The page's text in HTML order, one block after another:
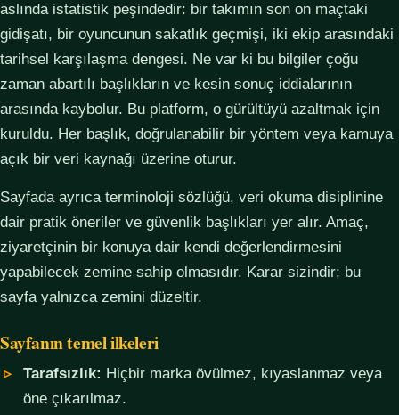
aslında istatistik peşindedir: bir takımın son on maçtaki
gidişatı, bir oyuncunun sakatlık geçmişi, iki ekip arasındaki
tarihsel karşılaşma dengesi. Ne var ki bu bilgiler çoğu
zaman abartılı başlıkların ve kesin sonuç iddialarının
arasında kaybolur. Bu platform, o gürültüyü azaltmak için
kuruldu. Her başlık, doğrulanabilir bir yöntem veya kamuya
açık bir veri kaynağı üzerine oturur.
Sayfada ayrıca terminoloji sözlüğü, veri okuma disiplinine
dair pratik öneriler ve güvenlik başlıkları yer alır. Amaç,
ziyaretçinin bir konuya dair kendi değerlendirmesini
yapabilecek zemine sahip olmasıdır. Karar sizindir; bu
sayfa yalnızca zemini düzeltir.
Sayfanın temel ilkeleri
Tarafsızlık: Hiçbir marka övülmez, kıyaslanmaz veya
öne çıkarılmaz.